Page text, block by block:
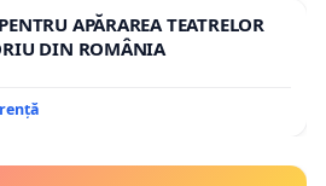
APĂRAREA TEATRELOR
DIN ROMÂNIA